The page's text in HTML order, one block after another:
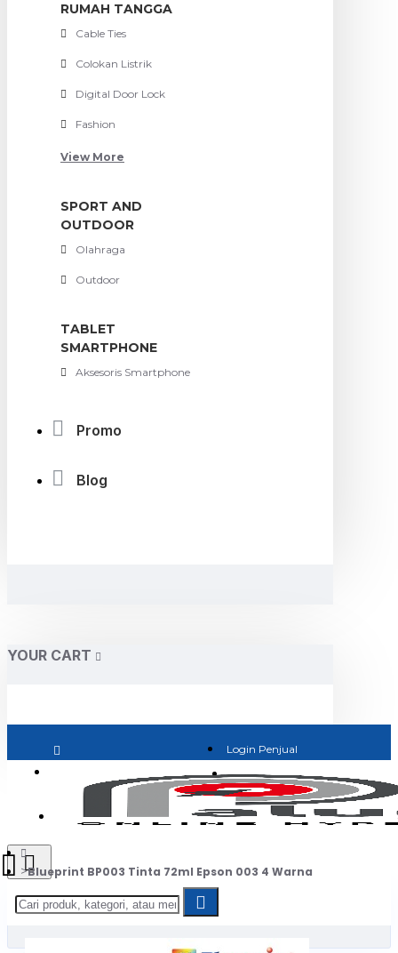
RUMAH TANGGA
Cable Ties
Colokan Listrik
Digital Door Lock
Fashion
View More
SPORT AND
OUTDOOR
Olahraga
Outdoor
TABLET
SMARTPHONE
Aksesoris Smartphone
Promo
Blog
YOUR CART
Login Penjual
Jadi Penjual
Blueprint BP003 Tinta 72ml Epson 003 4 Warna